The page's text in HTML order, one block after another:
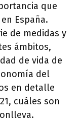
que
España.
de medidas y
ámbitos,
de vida de
del
en detalle
cuáles son